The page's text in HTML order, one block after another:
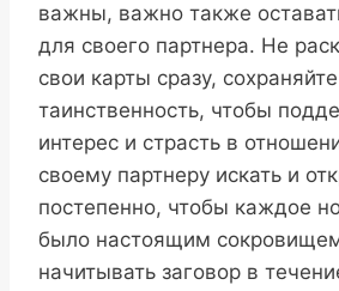
важны, важно также
для своего партнера. Не
свои карты сразу,
таинственность, чтобы
интерес и страсть в
своему партнеру искать и
постепенно, чтобы каждое
было настоящим
начитывать заговор в